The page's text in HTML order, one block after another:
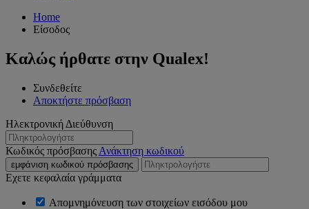
Home
Είσοδος
Καλώς ήρθατε στην Qualex!
Συνδεθείτε
Αποκτήστε πρόσβαση
Ηλεκτρονική Διεύθυνση
Κωδικός πρόσβασης Ανάκτηση κωδικού
εμφάνιση κωδικού πρόσβασης
Εχετε κεφαλαία γράμματα
Απομνημόνευση των στοιχείων εισόδου μου